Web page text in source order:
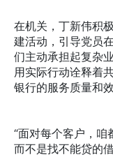
在机关，丁新伟积
建活动，引导党员
们主动承担起复杂
用实际行动诠释着
银行的服务质量和
“面对每个客户，咱
而不是找不能贷的